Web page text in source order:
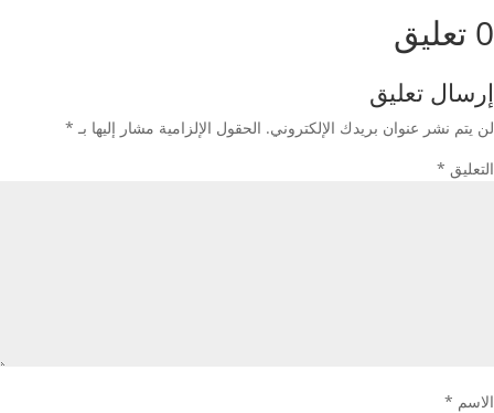
0 تعليق
إرسال تعليق
لن يتم نشر عنوان بريدك الإلكتروني. الحقول الإلزامية مشار إليها بـ *
التعليق *
الاسم *